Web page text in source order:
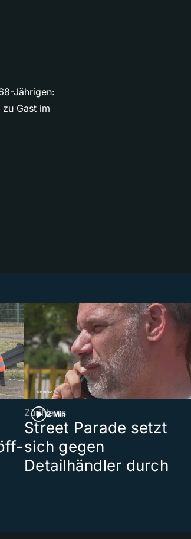
Jährigen:
Gast im
2 Min
ZüriNews
Street Parade setzt
sich gegen
Detailhändler durch